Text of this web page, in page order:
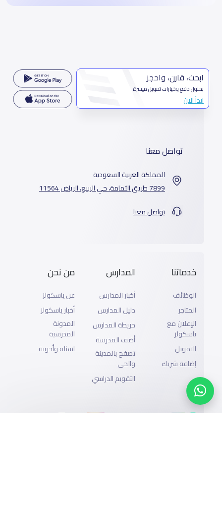
ابحث، قارن، واحجز
بحلول دفع وخيارات تمويل ميسرة
ابدأ الآن
تواصل معنا
المملكة العربية السعودية
7899 طريق الثمامة، حي الربيع، الرياض 11564
تواصل معنا
خدماتنا
الوظائف
المتاجر
الإعلان مع
ياسكولز
التمويل
إضافة شريك
المدارس
أخبار المدارس
دليل المدارس
خريطة المدارس
أضف المدرسة
تصفح بالمدينة
والحى
التقويم الدراسي
من نحن
عن ياسكولز
أخبار ياسكولز
المدونة
المدرسية
اسئلة وأجوبة